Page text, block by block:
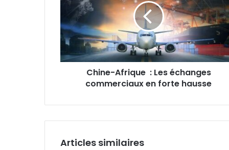
échanges
commerciaux
en
forte
hausse
‎Chine-Afrique : Les échanges
commerciaux en forte hausse
Articles similaires